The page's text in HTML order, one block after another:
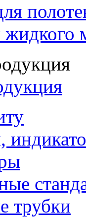
жидкого
трубки